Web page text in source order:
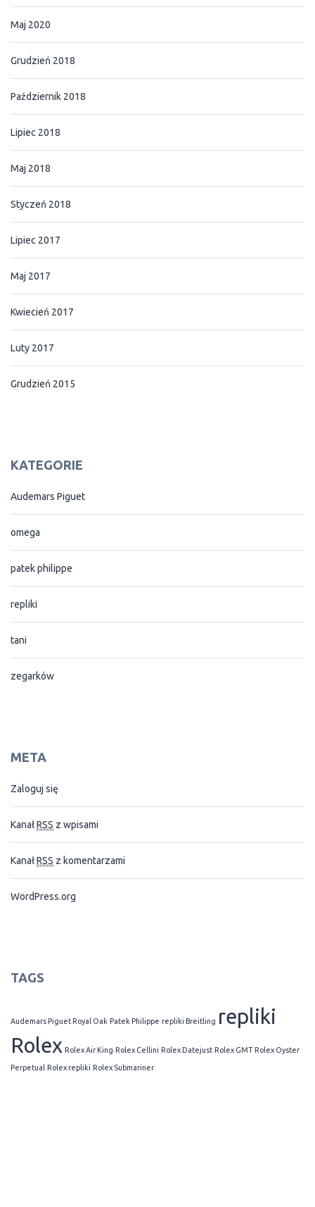
Maj 2020
Grudzień 2018
Październik 2018
Lipiec 2018
Maj 2018
Styczeń 2018
Lipiec 2017
Maj 2017
Kwiecień 2017
Luty 2017
Grudzień 2015
KATEGORIE
Audemars Piguet
omega
patek philippe
repliki
tani
zegarków
META
Zaloguj się
KanałRSS z wpisami
KanałRSS z komentarzami
WordPress.org
TAGS
Audemars Piguet Royal Oak Patek Philippe repliki Breitling repliki
Rolex Rolex Air King Rolex Cellini Rolex Datejust Rolex GMT Rolex Oyster
Perpetual Rolex repliki Rolex Submariner